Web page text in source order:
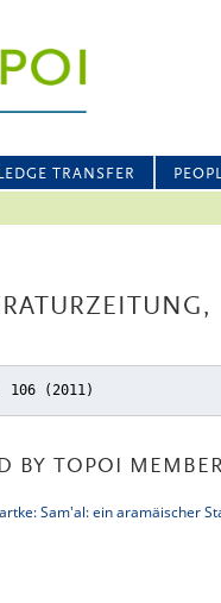
TRANSFER
(2011)
BY TOPOI
Sam'al: ein aramäischer